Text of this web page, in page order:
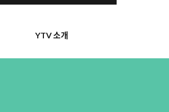
YTV 소개